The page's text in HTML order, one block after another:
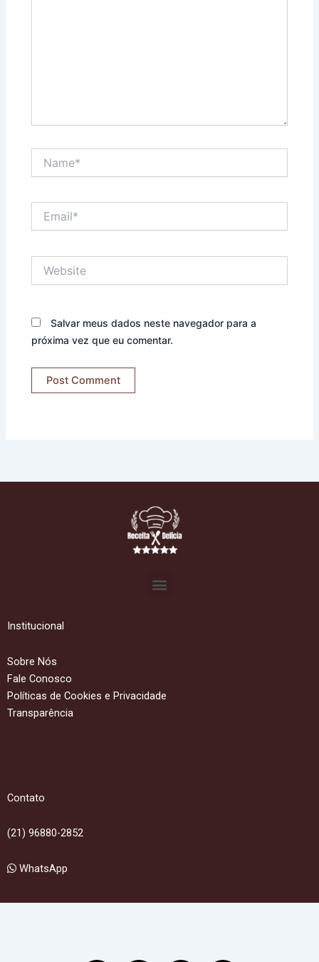
Salvar meus dados neste navegador para a
próxima vez que eu comentar.
Menu
Institucional
Sobre Nós
Fale Conosco
Políticas de Cookies e Privacidade
Transparência
Contato
(21) 96880-2852
WhatsApp